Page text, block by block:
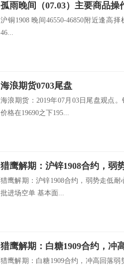
孤雨晚间（07.03）主要商品操
沪铜1908 晚间46550-46850附近逢高
46...
海浪期货0703尾盘
海浪期货：2019年07月03日尾盘观点
价格在19690之下195...
猎鹰解期：沪锌1908合约，弱势走低耐
批进场空单 基本面...
猎鹰解期：白糖1909合约，冲高回落弱